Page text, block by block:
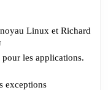
possible
Cédric
Abonnel
Linux et Richard
les applications.
exceptions